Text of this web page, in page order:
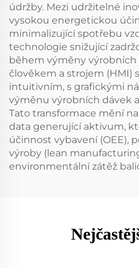
údržby. Mezi udržitelné
vysokou energetickou
minimalizující spotřebu
technologie snižující
během výměny výrobních
člověkem a strojem (HMI)
intuitivním, s grafickými
výměnu výrobních dávek
Tato transformace mění
data generující aktivum,
účinnost vybavení (OEE),
výroby (lean
environmentální zátěž